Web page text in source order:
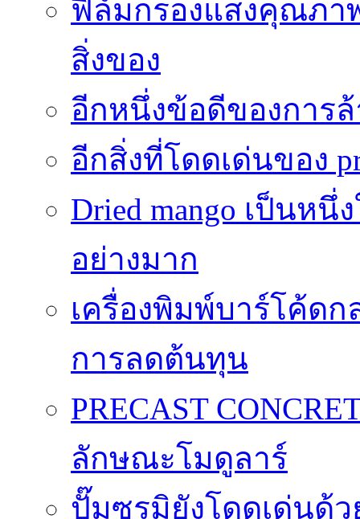
ฟิล์มกรองแสงคุณภา
สิ่งของ
อีกหนึ่งข้อดีของการ
อีกสิ่งที่โดดเด่นของ
Dried mango เป็นห
อย่างมาก
เครื่องพิมพ์บาร์โค้ด
การลดต้นทุน
PRECAST
ลักษณะโมดูลาร์
ปั๊มซูรูมิยังโดดเด่นด้